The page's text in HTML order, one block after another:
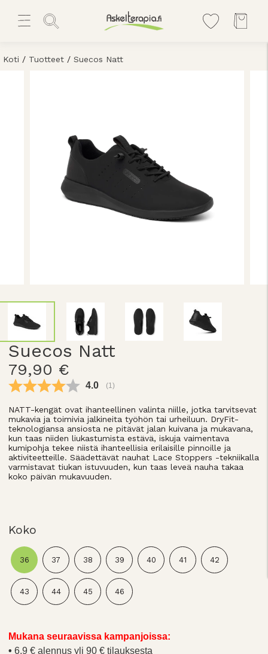
Koti / Tuotteet / Suecos Natt
Suecos Natt
79,90 €
Keskimääräinen luokitus:
4.0 (äänet:
1)
NATT-kengät ovat ihanteellinen valinta niille, jotka tarvitsevat
mukavia ja toimivia jalkineita työhön tai urheiluun. DryFit-
teknologiansa ansiosta ne pitävät jalan kuivana ja mukavana,
kun taas niiden liukastumista estävä, iskuja vaimentava
kumipohja tekee niistä ihanteellisia erilaisille pinnoille ja
aktiviteetteille. Säädettävät nauhat Lace Stoppers -tekniikalla
varmistavat tiukan istuvuuden, kun taas leveä nauha takaa
koko päivän mukavuuden.
Koko
36 37 38 39 40 41 42
43 44 45 46
Mukana seuraavissa kampanjoissa:
6,9 € alennus yli 90 € tilauksesta